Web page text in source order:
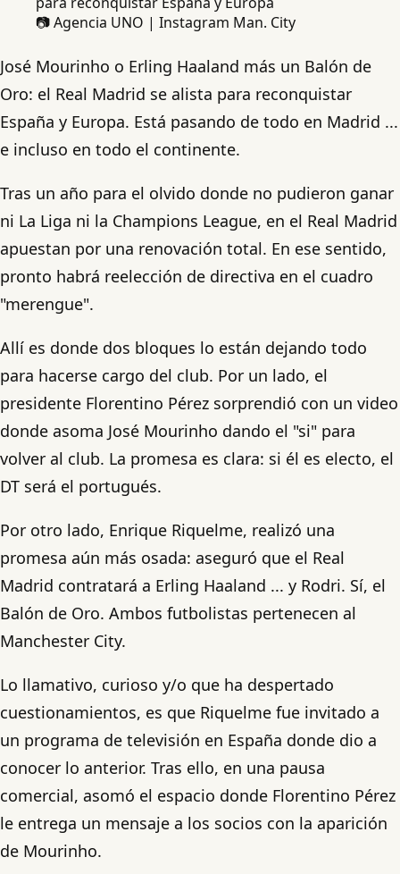
📷 Agencia UNO | Instagram Man. City
José Mourinho o Erling Haaland más un Balón de
Oro: el Real Madrid se alista para reconquistar
España y Europa. Está pasando de todo en Madrid ...
e incluso en todo el continente.
Tras un año para el olvido donde no pudieron ganar
ni La Liga ni la Champions League, en el Real Madrid
apuestan por una renovación total. En ese sentido,
pronto habrá reelección de directiva en el cuadro
"merengue".
Allí es donde dos bloques lo están dejando todo
para hacerse cargo del club. Por un lado, el
presidente Florentino Pérez sorprendió con un video
donde asoma José Mourinho dando el "si" para
volver al club. La promesa es clara: si él es electo, el
DT será el portugués.
Por otro lado, Enrique Riquelme, realizó una
promesa aún más osada: aseguró que el Real
Madrid contratará a Erling Haaland ... y Rodri. Sí, el
Balón de Oro. Ambos futbolistas pertenecen al
Manchester City.
Lo llamativo, curioso y/o que ha despertado
cuestionamientos, es que Riquelme fue invitado a
un programa de televisión en España donde dio a
conocer lo anterior. Tras ello, en una pausa
comercial, asomó el espacio donde Florentino Pérez
le entrega un mensaje a los socios con la aparición
de Mourinho.